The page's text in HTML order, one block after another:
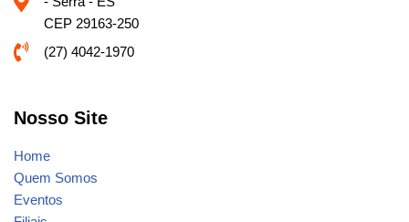
CEP 29163-250
(27) 4042-1970
Nosso Site
Home
Quem Somos
Eventos